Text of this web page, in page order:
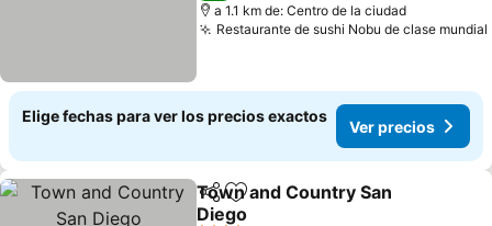
a 1.1 km de: Centro de la ciudad
Restaurante de sushi Nobu de clase mundial
Elige fechas para ver los precios exactos
Ver precios
Compartir
Agregar a favoritos
Town and Country San
Diego